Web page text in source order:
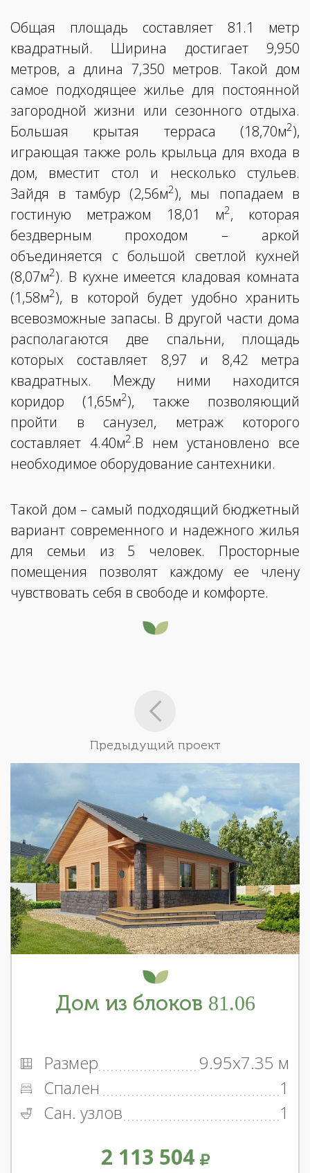
Общая площадь составляет 81.1 метр
квадратный. Ширина достигает 9,950
метров, а длина 7,350 метров. Такой дом
самое подходящее жилье для постоянной
загородной жизни или сезонного отдыха.
Большая крытая терраса (18,70м2),
играющая также роль крыльца для входа в
дом, вместит стол и несколько стульев.
Зайдя в тамбур (2,56м2), мы попадаем в
гостиную метражом 18,01 м2, которая
бездверным проходом – аркой
объединяется с большой светлой кухней
(8,07м2). В кухне имеется кладовая комната
(1,58м2), в которой будет удобно хранить
всевозможные запасы. В другой части дома
располагаются две спальни, площадь
которых составляет 8,97 и 8,42 метра
квадратных. Между ними находится
коридор (1,65м2), также позволяющий
пройти в санузел, метраж которого
составляет 4.40м2.В нем установлено все
необходимое оборудование сантехники.
Такой дом – самый подходящий бюджетный
вариант современного и надежного жилья
для семьи из 5 человек. Просторные
помещения позволят каждому ее члену
чувствовать себя в свободе и комфорте.
Предыдущий проект
Дом из блоков 81.06
Размер
9.95x7.35 м
Спален
1
Сан. узлов
1
2 113 504